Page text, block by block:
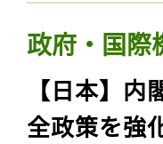
政府・国際
【日本】
全政策を強